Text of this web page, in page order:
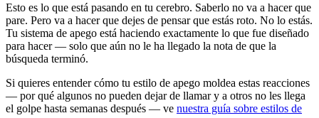
Esto es lo que está pasando en tu cerebro. Saberlo no va a hacer que
pare. Pero va a hacer que dejes de pensar que estás roto. No lo estás.
Tu sistema de apego está haciendo exactamente lo que fue diseñado
para hacer — solo que aún no le ha llegado la nota de que la
búsqueda terminó.
Si quieres entender cómo tu estilo de apego moldea estas reacciones
— por qué algunos no pueden dejar de llamar y a otros no les llega
el golpe hasta semanas después — ve nuestra guía sobre estilos de